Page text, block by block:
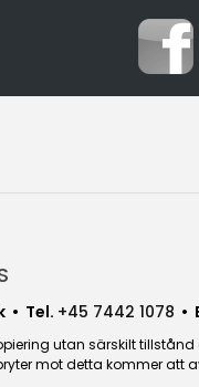
• Tel. +45 7442 1078 •
utan särskilt tillstånd
mot detta kommer att